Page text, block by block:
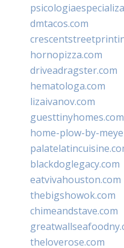
dmtacos.com
hornopizza.com
driveadragster.com
hematologa.com
lizaivanov.com
guesttinyhomes.com
home-plow-by-
blackdoglegacy.com
eatvivahouston.com
thebigshowok.com
chimeandstave.com
theloverose.com